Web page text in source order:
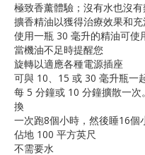
極致香薰體驗；沒有水也沒
擴香精油以獲得治療效果和
使用一瓶 30 毫升的精油可使
當機油不足時提醒您
旋轉以適應各種電源插座
可與 10、15 或 30 毫升瓶一
每 5 分鐘或 10 分鐘擴散一
換
一次跑8個小時，然後睡16個
佔地 100 平方英尺
不需要水